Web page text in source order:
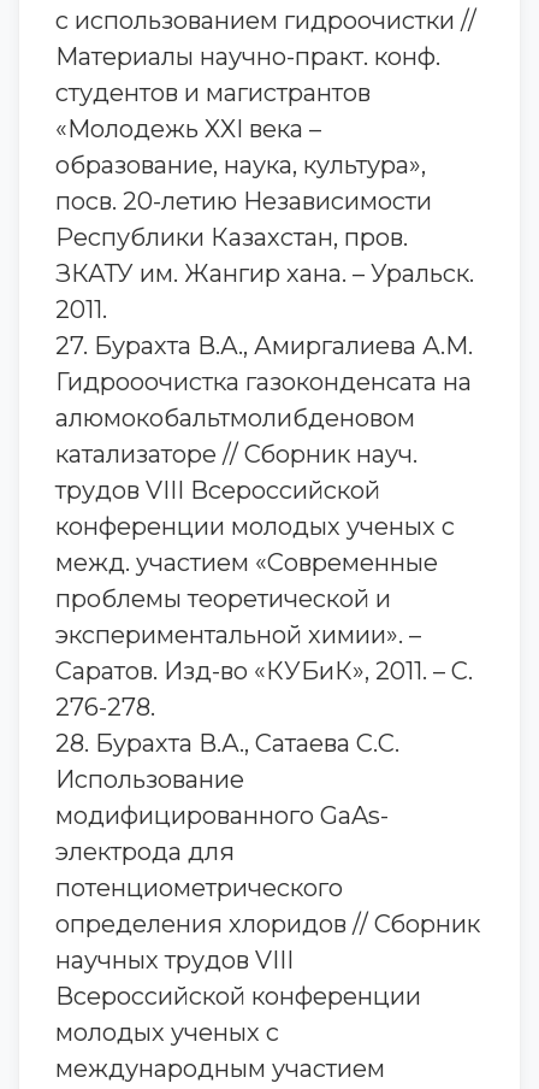
с использованием гидроочистки //
Материалы научно-практ. конф.
студентов и магистрантов
«Молодежь XXI века –
образование, наука, культура»,
посв. 20-летию Независимости
Республики Казахстан, пров.
ЗКАТУ им. Жангир хана. – Уральск.
2011.
27. Бурахта В.А., Амиргалиева А.М.
Гидрооочистка газоконденсата на
алюмокобальтмолибденовом
катализаторе // Сборник науч.
трудов VIII Всероссийской
конференции молодых ученых с
межд. участием «Современные
проблемы теоретической и
экспериментальной химии». –
Саратов. Изд-во «КУБиК», 2011. – С.
276-278.
28. Бурахта В.А., Сатаева С.С.
Использование
модифицированного GaAs-
электрода для
потенциометрического
определения хлоридов // Сборник
научных трудов VIII
Всероссийской конференции
молодых ученых с
международным участием